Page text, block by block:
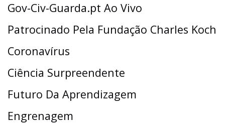
Gov-Civ-Guarda.pt Ao Vivo
Patrocinado Pela Fundação Charles Koch
Coronavírus
Ciência Surpreendente
Futuro Da Aprendizagem
Engrenagem